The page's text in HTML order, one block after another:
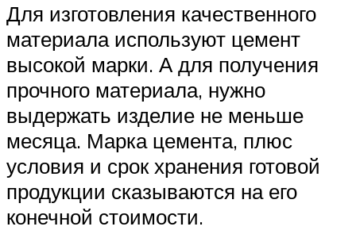
Для изготовления качественного
материала используют цемент
высокой марки. А для получения
прочного материала, нужно
выдержать изделие не меньше
месяца. Марка цемента, плюс
условия и срок хранения готовой
продукции сказываются на его
конечной стоимости.